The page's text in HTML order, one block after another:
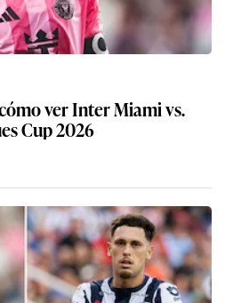
ver Inter Miami vs.
Cup 2026